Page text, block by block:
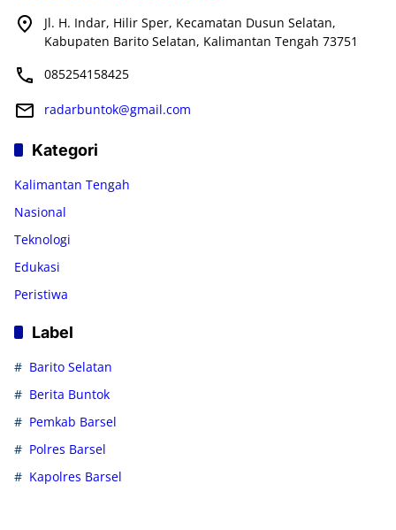
Jl. H. Indar, Hilir Sper, Kecamatan Dusun Selatan,
Kabupaten Barito Selatan, Kalimantan Tengah 73751
085254158425
radarbuntok@gmail.com
Kategori
Kalimantan Tengah
Nasional
Teknologi
Edukasi
Peristiwa
Label
Barito Selatan
Berita Buntok
Pemkab Barsel
Polres Barsel
Kapolres Barsel